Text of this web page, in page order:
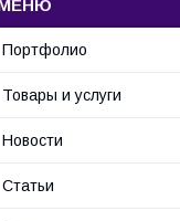
Портфолио
Товары и услуги
Новости
Статьи